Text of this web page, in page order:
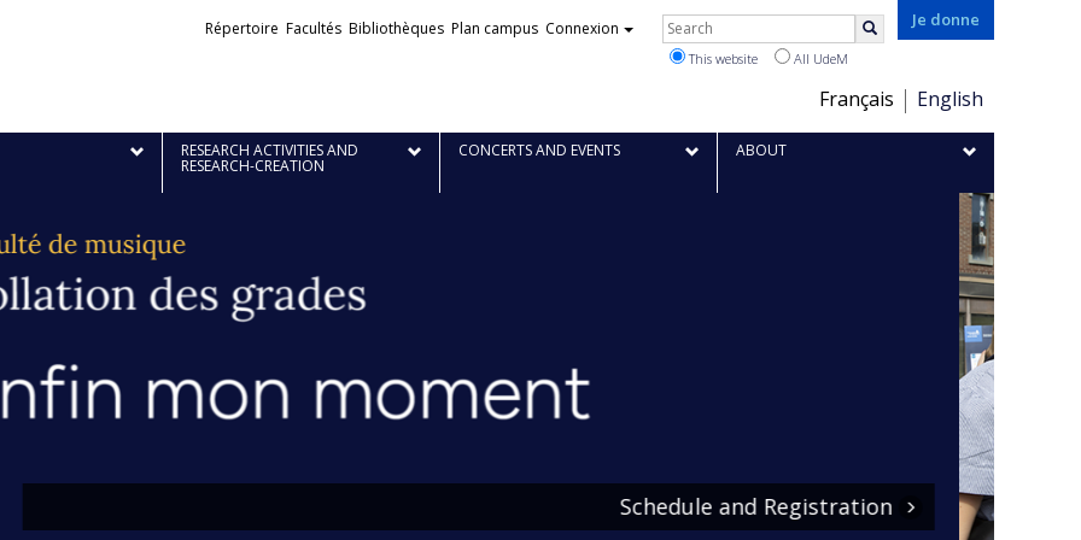
Je donne
Choix
de
Français English
Liens
Répertoire Facultés Bibliothèques Plan campus Connexion Rechercher
This website All UdeM
RESEARCH ACTIVITIES AND
RESEARCH-CREATION
CONCERTS AND EVENTS ABOUT